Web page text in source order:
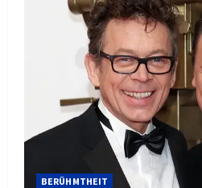
BERÜHMTHEIT